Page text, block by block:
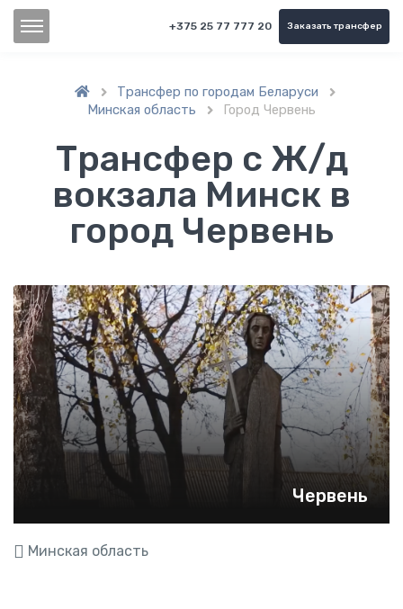
+375 25 77 777 20 Заказать трансфер
 Трансфер по городам Беларуси 
Минская область  Город Червень
Трансфер с Ж/д
вокзала Минск в
город Червень
Червень
Минская область